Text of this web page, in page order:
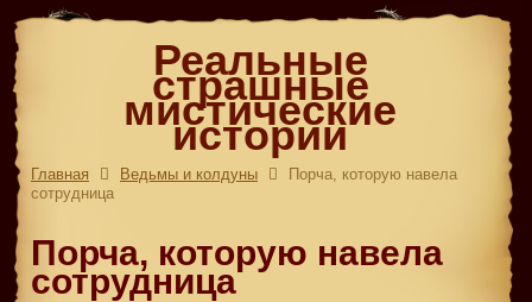
Реальные
страшные
мистические
истории
Главная Ведьмы и колдуны
Порча, которую навела
сотрудница
Порча, которую навела
сотрудница